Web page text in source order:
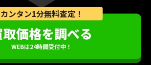
カンタン1分無料査定！
取価格を調べる
WEBは24時間受付中！